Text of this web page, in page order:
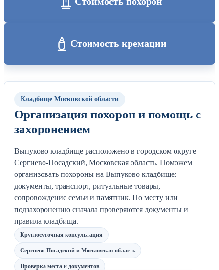
Стоимость кремации
Кладбище Московской области
Организация похорон и помощь с
захоронением
Выпуково кладбище расположено в городском округе
Сергиево-Посадский, Московская область. Поможем
организовать похороны на Выпуково кладбище:
документы, транспорт, ритуальные товары,
сопровождение семьи и памятник. По месту или
подзахоронению сначала проверяются документы и
правила кладбища.
Круглосуточная консультация
Сергиево-Посадский и Московская область
Проверка места и документов